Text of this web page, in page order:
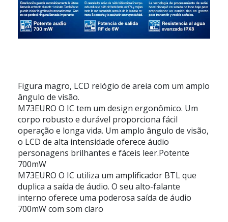
Figura magro, LCD relógio de areia com um amplo
ângulo de visão.
M73EURO O IC tem um design ergonômico. Um
corpo robusto e durável proporciona fácil
operação e longa vida. Um amplo ângulo de visão,
o LCD de alta intensidade oferece áudio
personagens brilhantes e fáceis leer.Potente
700mW
M73EURO O IC utiliza um amplificador BTL que
duplica a saída de áudio. O seu alto-falante
interno oferece uma poderosa saída de áudio
700mW com som claro